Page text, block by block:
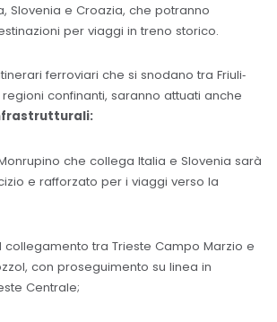
Slovenia e Croazia, che potranno
per viaggi in treno storico.
ferroviari che si snodano tra Friuli‐
confinanti, saranno attuati anche
che collega Italia e Slovenia sarà
e rafforzato per i viaggi verso la
tra Trieste Campo Marzio e
con proseguimento su linea in
Centrale;